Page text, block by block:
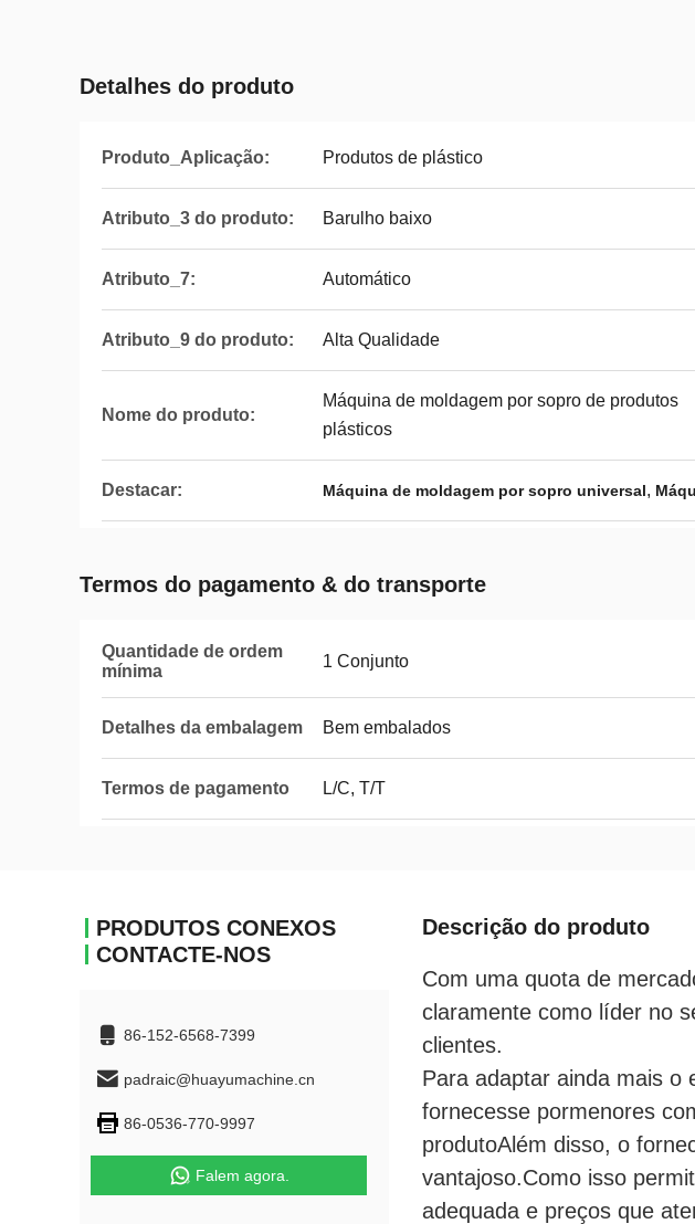
Detalhes do produto
Produto_Aplicação: Produtos de plástico
Atributo_3 do produto: Barulho baixo
Atributo_7: Automático
Atributo_9 do produto: Alta Qualidade
Nome do produto:
Máquina de moldagem por sopro de produtos
plásticos
Destacar: Máquina de moldagem por sopro universal,
Termos do pagamento & do transporte
Quantidade de ordem
mínima
1 Conjunto
Detalhes da embalagem Bem embalados
Termos de pagamento L/C, T/T
PRODUTOS CONEXOS
CONTACTE-NOS
86-152-6568-7399
padraic@huayumachine.cn
86-0536-770-9997
Falem agora.
Descrição do produto
Com uma quota de
claramente como líder no
clientes.
Para adaptar ainda mais o
fornecesse pormenores
produtoAlém disso, o
vantajoso.Como isso
adequada e preços que